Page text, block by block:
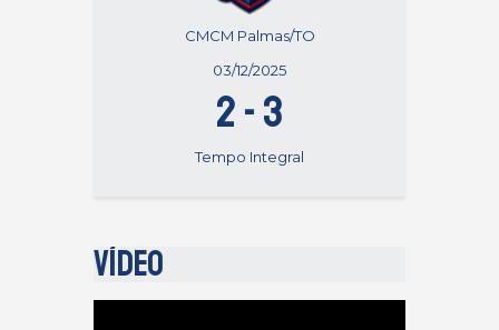
CMCM Palmas/TO
03/12/2025
2-3
Tempo Integral
Vídeo